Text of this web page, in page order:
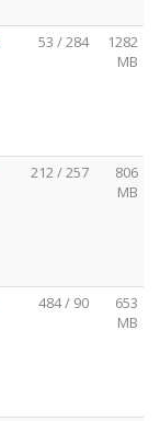
53 / 284
1282
MB
212 / 257
806
MB
484 / 90
653
MB